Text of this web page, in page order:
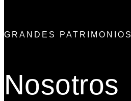
GRANDES PATRIMONIOS
Nosotros